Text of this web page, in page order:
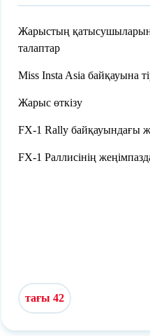
Жарыстың
талаптар
Miss Insta Asia байқауына
Жарыс өткізу
FX-1 Rally байқауындағы
FX-1 Раллисінің
тағы 42